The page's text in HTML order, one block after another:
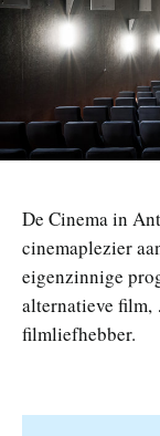
n
De Cinema in
cinemaplezier
eigenzinnige
alternatieve
filmliefhebber.